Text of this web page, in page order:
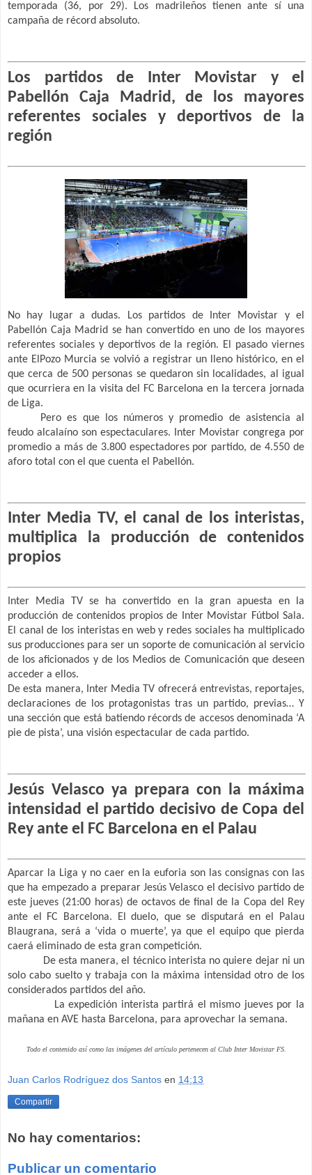
temporada (36, por 29). Los madrileños tienen ante sí una
campaña de récord absoluto.
Los partidos de Inter Movistar y el
Pabellón Caja Madrid, de los mayores
referentes sociales y deportivos de la
región
No hay lugar a dudas. Los partidos de Inter Movistar y el
Pabellón Caja Madrid se han convertido en uno de los mayores
referentes sociales y deportivos de la región. El pasado viernes
ante ElPozo Murcia se volvió a registrar un lleno histórico, en el
que cerca de 500 personas se quedaron sin localidades, al igual
que ocurriera en la visita del FC Barcelona en la tercera jornada
de Liga.
Pero es que los números y promedio de asistencia al
feudo alcalaíno son espectaculares. Inter Movistar congrega por
promedio a más de 3.800 espectadores por partido, de 4.550 de
aforo total con el que cuenta el Pabellón.
Inter Media TV, el canal de los interistas,
multiplica la producción de contenidos
propios
Inter Media TV se ha convertido en la gran apuesta en la
producción de contenidos propios de Inter Movistar Fútbol Sala.
El canal de los interistas en web y redes sociales ha multiplicado
sus producciones para ser un soporte de comunicación al servicio
de los aficionados y de los Medios de Comunicación que deseen
acceder a ellos.
De esta manera, Inter Media TV ofrecerá entrevistas, reportajes,
declaraciones de los protagonistas tras un partido, previas… Y
una sección que está batiendo récords de accesos denominada ‘A
pie de pista’, una visión espectacular de cada partido.
Jesús Velasco ya prepara con la máxima
intensidad el partido decisivo de Copa del
Rey ante el FC Barcelona en el Palau
Aparcar la Liga y no caer en la euforia son las consignas con las
que ha empezado a preparar Jesús Velasco el decisivo partido de
este jueves (21:00 horas) de octavos de final de la Copa del Rey
ante el FC Barcelona. El duelo, que se disputará en el Palau
Blaugrana, será a ‘vida o muerte’, ya que el equipo que pierda
caerá eliminado de esta gran competición.
De esta manera, el técnico interista no quiere dejar ni un
solo cabo suelto y trabaja con la máxima intensidad otro de los
considerados partidos del año.
La expedición interista partirá el mismo jueves por la
mañana en AVE hasta Barcelona, para aprovechar la semana.
Todo el contenido así como las imágenes del artículo pertenecen al Club Inter Movistar FS.
Juan Carlos Rodríguez dos Santos en 14:13
Compartir
No hay comentarios:
Publicar un comentario